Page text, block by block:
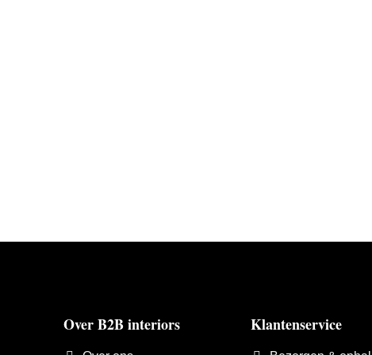
Over B2B interiors Klantenservice